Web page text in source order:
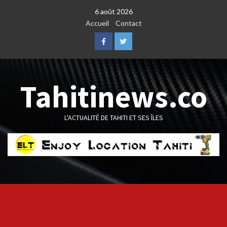
6 août 2026
Accueil
Contact
FacebookTwitter
Tahitinews.co
L'ACTUALITÉ DE TAHITI ET SES ÎLES